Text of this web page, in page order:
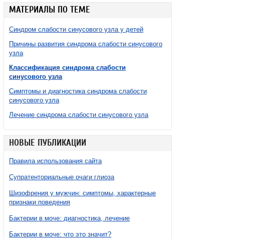
МАТЕРИАЛЫ ПО ТЕМЕ
Синдром слабости синусового узла у детей
Причины развития синдрома слабости синусового
узла
Классификация синдрома слабости
синусового узла
Симптомы и диагностика синдрома слабости
синусового узла
Лечение синдрома слабости синусового узла
НОВЫЕ ПУБЛИКАЦИИ
Правила использования сайта
Супратенториальные очаги глиоза
Шизофрения у мужчин: симптомы, характерные
признаки поведения
Бактерии в моче: диагностика, лечение
Бактерии в моче: что это значит?